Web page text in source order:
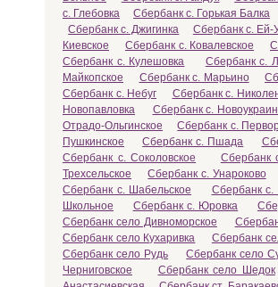
с. Глебовка
Сбербанк с. Горькая Балка
Сбербанк с. Джигинка
Сбербанк с. Ей-
Киевское
Сбербанк с. Ковалевское
Сбербанк с. Кулешовка
Сбербанк с.
Майкопское
Сбербанк с. Марьино
Сбербанк с. Небуг
Сбербанк с.
Новопавловка
Сбербанк с.
Отрадо-Ольгинское
Сбербанк с.
Пушкинское
Сбербанк с. Пшада
Сбербанк с. Соколовское
Сбербанк
Трехсельское
Сбербанк с. Унароково
Сбербанк с. Шабельское
Сбербанк с.
Школьное
Сбербанк с. Юровка
Сбербанк село Дивноморское
Сбербанк село Кухаривка
Сбербанк
Сбербанк село Рудь
Сбербанк село
Черниговское
Сбербанк село Шедок